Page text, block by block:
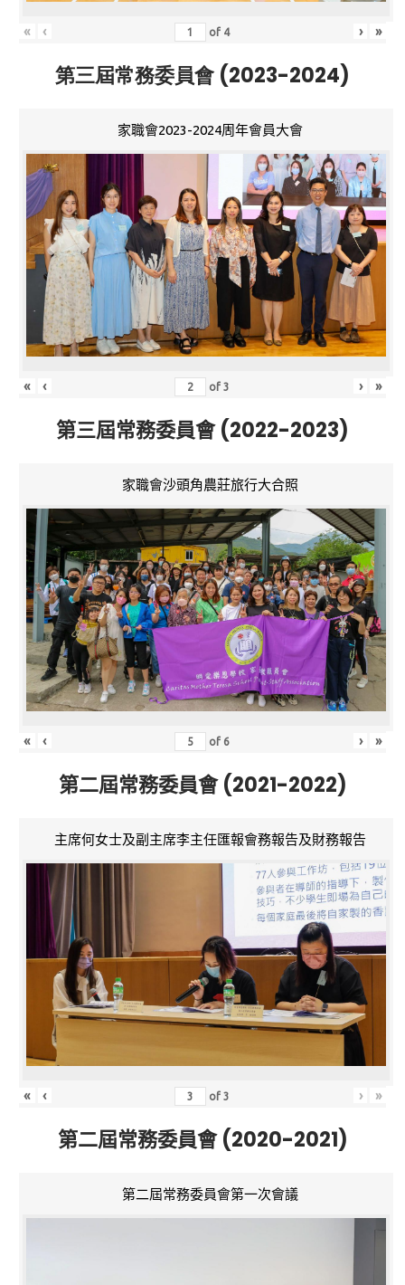
« ‹ of 4 › »
第三屆常務委員會 (2023-2024)
家職會2023-2024周年會員大會
« ‹ of3 › »
第三屆常務委員會 (2022-2023)
家職會沙頭角農莊旅行大合照
« ‹ of 6 › »
第二屆常務委員會 (2021-2022)
主席何女士及副主席李主任匯報會務報告及財務報告
« ‹ of3 › »
第二屆常務委員會 (2020-2021)
第二屆常務委員會第一次會議